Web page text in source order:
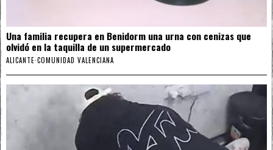
Una familia recupera en Benidorm una urna con cenizas que
olvidó en la taquilla de un supermercado
ALICANTE·COMUNIDAD VALENCIANA